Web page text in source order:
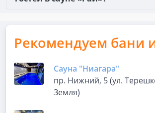
Рекомендуем бани
Сауна "Ниагара"
пр. Нижний, 5 (ул.
Земля)